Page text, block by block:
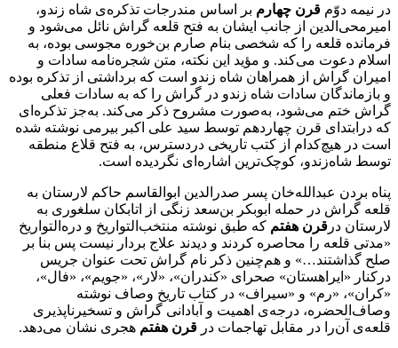
در نیمه دوّم قرن چهارم بر اساس مندرجات تذکره‌ی شاه زندو،
امیرمحی‌الدین از جانب ایشان به فتح قلعه گراش نائل می‌شود و
فرمانده قلعه را که شخصی بنام صارم بن‌خوره مجوسی بوده، به
اسلام دعوت می‌کند. و مؤید این نکته، متن شجره‌نامه سادات و
امیران گراش از همراهان شاه زندو است که برداشتی از تذکره بوده
و بازماندگان سادات شاه زندو در گراش را که به سادات فعلی
گراش ختم می‌شود، به‌صورت مشروح ذکر می‌کند. به‌جز تذکره‌ای
که درابتدای قرن چهاردهم توسط سید علی اکبر بیرمی نوشته شده
است در هیچ‌کدام از کتب تاریخی دردسترس، به فتح قلاع منطقه
توسط شاه‌زندو، کوچک‌ترین اشاره‌ای نگردیده است.
پناه بردن عبدالله‌خان پسر صدرالدین ابوالقاسم حاکم لارستان به
قلعه گراش در حمله ابوبکر بن‌سعد زنگی از اتابکان سلغوری به
لارستان در قرن هفتم که طبق نوشته منتخب‌التواریخ و دره‌التواریخ
«مدتی قلعه را محاصره کردند و دیدند علاج بردار نیست پس بنا بر
صلح گذاشتند…» و هم‌چنین ذکر نام گراش تحت عنوان جریس
درکنار «ایراهستان» صحرای «کندران»، «لار»، «جویم»، «فال»،
«کران»، «رم» و «سیراف» در کتاب تاریخ وصاف نوشته
وصاف‌الحضره، درجه‌ی اهمیت و آبادانی گراش و تسخیرناپذیری
قلعه‌ی آن‌را در مقابل تهاجمات در قرن هفتم هجری نشان می‌دهد.